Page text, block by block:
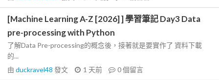
[Machine Learning A-Z [2026] ] 學習筆記 Day3 Data
pre-processing with Python
了解Data Pre-processing的概念後，接著就是要實作了 資料下載
的...
由 duckravel48 發文 1 天前 0個留言